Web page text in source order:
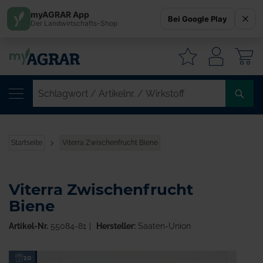
Startseite Viterra Zwischenfrucht Biene
Zum10
Viterra Zwischenfrucht
Biene
Artikel-Nr. 55084-81 Hersteller:Saaten-Union
myAGRAR App
Der Landwirtschafts-Shop Bei Google Play